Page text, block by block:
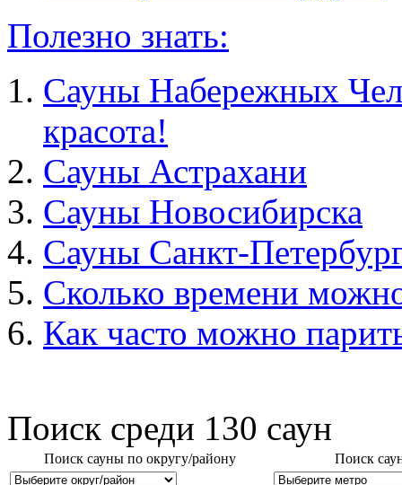
Полезно знать:
Сауны Набережных
красота!
Сауны Астрахани
Сауны Новосибирска
Сауны Санкт-
Сколько времени
Как часто можно
Поиск среди 130 саун
Поиск сауны по округу/району Поиск